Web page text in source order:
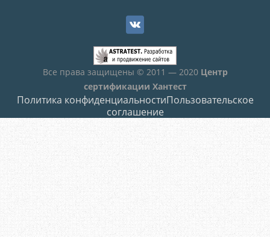
Все права защищены © 2011 — 2020 Центр
сертификации Хантест
Политика конфиденциальностиПользовательское
соглашение